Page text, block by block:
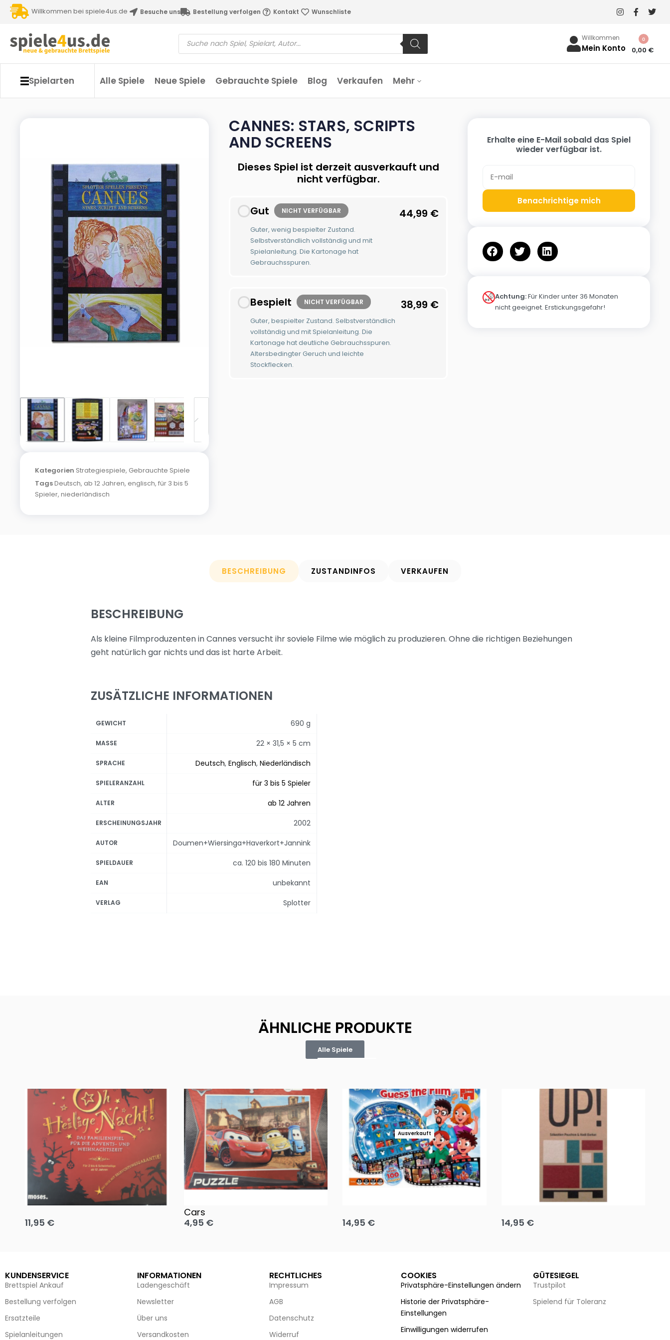
Willkommen bei spiele4us.de Besuche uns Bestellung verfolgen Kontakt Wunschliste
Willkommen
Mein Konto 0,00 €
0
Spielarten Alle Spiele Neue Spiele Gebrauchte Spiele Blog Verkaufen Mehr
Kategorien Strategiespiele, Gebrauchte Spiele
TagsDeutsch, ab 12 Jahren, englisch, für 3 bis 5
Spieler, niederländisch
CANNES: STARS, SCRIPTS
AND SCREENS
Dieses Spiel ist derzeit ausverkauft und
nicht verfügbar.
Gut NICHT VERFÜGBAR
Guter, wenig bespielter Zustand.
Selbstverständlich vollständig und mit
Spielanleitung. Die Kartonage hat
Gebrauchsspuren.
44,99 €
Bespielt NICHT VERFÜGBAR
Guter, bespielter Zustand. Selbstverständlich
vollständig und mit Spielanleitung. Die
Kartonage hat deutliche Gebrauchsspuren.
Altersbedingter Geruch und leichte
Stockflecken.
38,99 €
Erhalte eine E-Mail sobald das Spiel
wieder verfügbar ist.
Benachrichtige mich
Achtung:Für Kinder unter 36 Monaten
nicht geeignet. Erstickungsgefahr!
BESCHREIBUNG ZUSTANDINFOS VERKAUFEN
BESCHREIBUNG
Als kleine Filmproduzenten in Cannes versucht ihr soviele Filme wie möglich zu produzieren. Ohne die richtigen Beziehungen
geht natürlich gar nichts und das ist harte Arbeit.
ZUSÄTZLICHE INFORMATIONEN
GEWICHT 690 g
MASSE 22 × 31,5 × 5 cm
SPRACHE Deutsch, Englisch, Niederländisch
SPIELERANZAHL für 3 bis 5 Spieler
ALTER ab 12 Jahren
ERSCHEINUNGSJAHR 2002
AUTOR Doumen+Wiersinga+Haverkort+Jannink
SPIELDAUER ca. 120 bis 180 Minuten
EAN unbekannt
VERLAG Splotter
ÄHNLICHE PRODUKTE
Alle Spiele
Oh, heilige Nacht!
11,95 €
Cars
4,95 €
Ausverkauft
14,95 €
Team up
14,95 €
KUNDENSERVICE
Brettspiel Ankauf
Bestellung verfolgen
Ersatzteile
Spielanleitungen
INFORMATIONEN
Ladengeschäft
Newsletter
Über uns
Versandkosten
RECHTLICHES
Impressum
AGB
Datenschutz
Widerruf
COOKIES
Privatsphäre-Einstellungen ändern
Historie der Privatsphäre-
Einstellungen
Einwilligungen widerrufen
GÜTESIEGEL
Trustpilot
Spielend für Toleranz